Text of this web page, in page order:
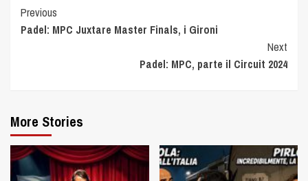
Continue
Reading
Previous
Padel: MPC Juxtare Master Finals, i Gironi
Next
Padel: MPC, parte il Circuit 2024
More Stories